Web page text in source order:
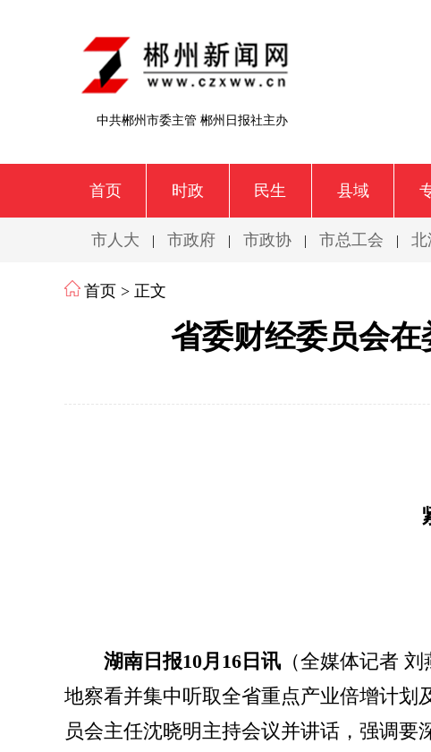
中共郴州市委主管 郴州日报社主办
首页 时政 民生 县域
市人大 | 市政府 | 市政协 | 市总工会 | 北
首页 > 正文
省委财经委员会
湖南日报10月16日讯 （全媒体记者
地察看并集中听取全省重点产业倍增计划
员会主任沈晓明主持会议并讲话，强调